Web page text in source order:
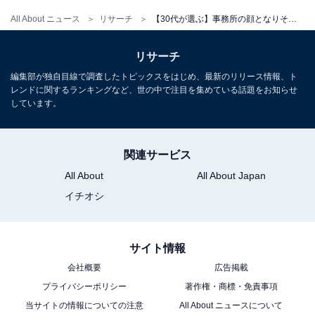
All About ニュース リサーチ
リサーチ
編集部が独自目線で調査したトピックスをはじめ、最新のリリース情報、ト
レンドに関するランキングなど、世の中で注目を集めている話題をお知らせ
しています。
関連サービス
All About
All About Japan
イチオシ
サイト情報
会社概要
広告掲載
プライバシーポリシー
著作権・商標・免責事項
当サイトの情報についての注意
All About ニュースについて